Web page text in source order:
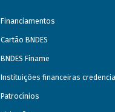
Financiamentos
Cartão BNDES
BNDES Finame
Instituições financeiras
Patrocínios